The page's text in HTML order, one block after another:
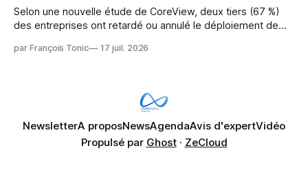
Selon une nouvelle étude de CoreView, deux tiers (67 %)
des entreprises ont retardé ou annulé le déploiement de
données confidentielles de SharePoint. Les trois quarts (75
par François Tonic 17 juil. 2026
NewsletterA proposNewsAgendaAvis d'expertVidéo
Propulsé par Ghost· ZeCloud